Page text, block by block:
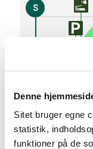
Denne
Sitet bruger egne
statistik,
funktioner på de
S
0 km
Lav
Medium
Høj